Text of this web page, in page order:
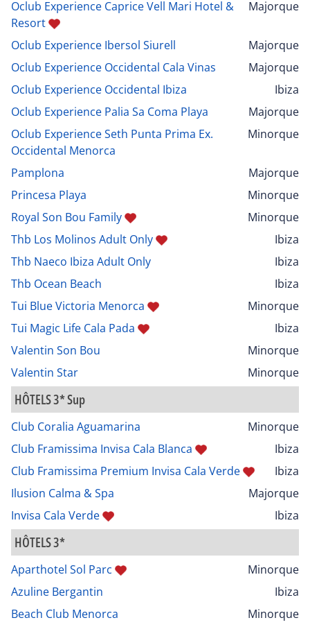
Oclub Experience Caprice Vell Mari Hotel &
Resort
Majorque
Oclub Experience Ibersol Siurell
Majorque
Oclub Experience Occidental Cala Vinas
Majorque
Oclub Experience Occidental Ibiza
Ibiza
Oclub Experience Palia Sa Coma Playa
Majorque
Oclub Experience Seth Punta Prima Ex.
Occidental Menorca
Minorque
Pamplona
Majorque
Princesa Playa
Minorque
Royal Son Bou Family
Minorque
Thb Los Molinos Adult Only
Ibiza
Thb Naeco Ibiza Adult Only
Ibiza
Thb Ocean Beach
Ibiza
Tui Blue Victoria Menorca
Minorque
Tui Magic Life Cala Pada
Ibiza
Valentin Son Bou
Minorque
Valentin Star
Minorque
HÔTELS 3* Sup
Club Coralia Aguamarina
Minorque
Club Framissima Invisa Cala Blanca
Ibiza
Club Framissima Premium Invisa Cala Verde
Ibiza
Ilusion Calma & Spa
Majorque
Invisa Cala Verde
Ibiza
HÔTELS 3*
Aparthotel Sol Parc
Minorque
Azuline Bergantin
Ibiza
Beach Club Menorca
Minorque